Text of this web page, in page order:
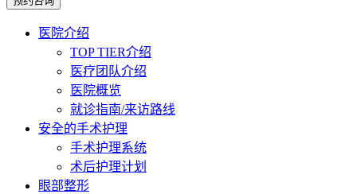
收
医院介绍
TOP TIER介绍
医疗团队介绍
医院概览
就诊指南/来访路线
安全的手术护理
手术护理系统
术后护理计划
眼部整形